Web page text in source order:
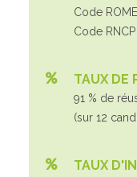
Code
Code
TAUX DE
91 % de
(sur 12
TAUX